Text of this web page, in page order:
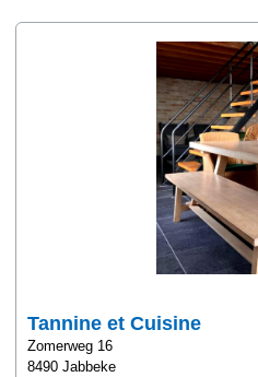
Tannine et Cuisine
Zomerweg 16
8490 Jabbeke